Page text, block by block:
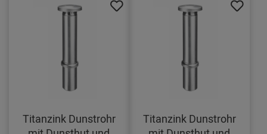
Titanzink Dunstrohr
Titanzink Dunstrohr